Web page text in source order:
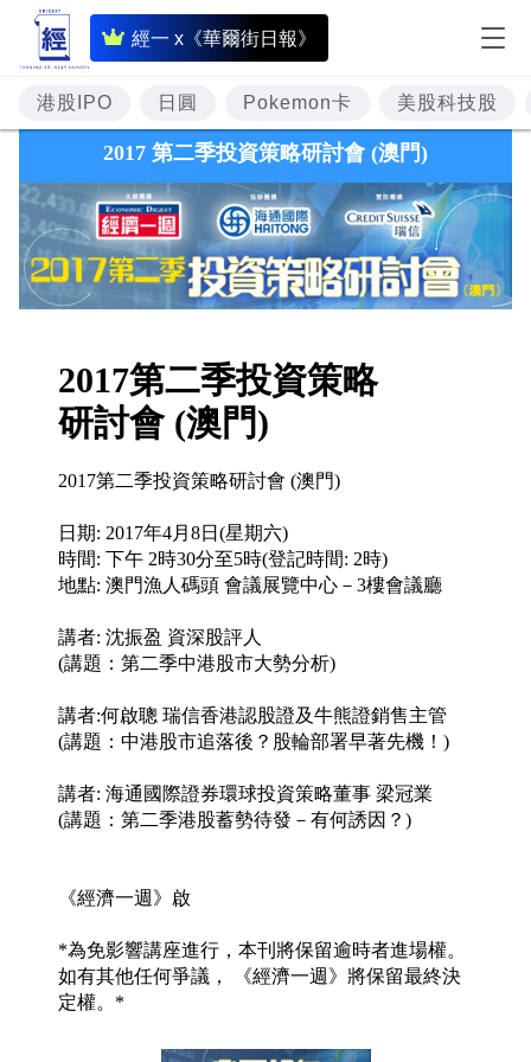
經一 x《華爾街日報》
即
時
財
經
專
題
投
資
市
理
財
業
科
技
場
活
欄
閱
港股IPO 日圓 Pokemon卡 美股科技股